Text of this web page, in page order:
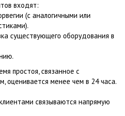
входят:
(с аналогичными или
существующего оборудования в
простоя, связанное с
оценивается менее чем в 24 часа.
связываются напрямую